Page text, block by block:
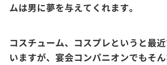
ムは男に夢を与えてくれます。
コスチューム、コスプレというと最
いますが、宴会コンパニオンでもそ